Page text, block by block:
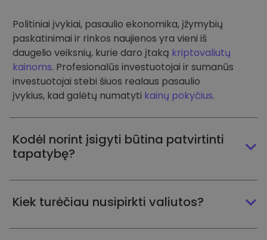
Politiniai įvykiai, pasaulio ekonomika, įžymybių
paskatinimai ir rinkos naujienos yra vieni iš
daugelio veiksnių, kurie daro įtaką kriptovaliutų
kainoms. Profesionalūs investuotojai ir sumanūs
investuotojai stebi šiuos realaus pasaulio
įvykius, kad galėtų numatyti kainų pokyčius.
Kodėl norint įsigyti būtina patvirtinti
tapatybę?
Kiek turėčiau nusipirkti valiutos?